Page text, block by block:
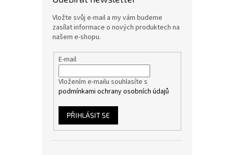
Vložte svůj e-mail a my vám budeme
zasílat informace o nových produktech na
našem e-shopu.
E-mail
Vložením e-mailu souhlasíte s
podmínkami ochrany osobních údajů
PŘIHLÁSIT SE